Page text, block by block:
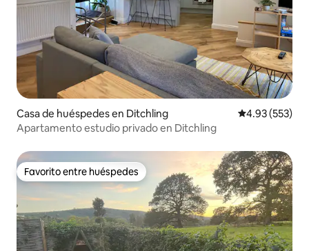
Casa de huéspedes en Ditchling Calificación
4.93 (553)
Apartamento estudio privado en Ditchling
Favorito entre huéspedes
Favorito entre huéspedes